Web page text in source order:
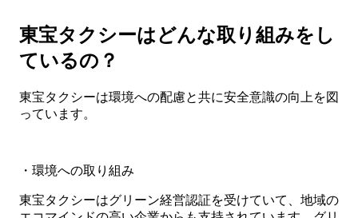
東宝タクシーはどんな取り組みをし
ているの？
東宝タクシーは環境への配慮と共に安全意識の向上を図
っています。
・環境への取り組み
東宝タクシーはグリーン経営認証を受けていて、地域の